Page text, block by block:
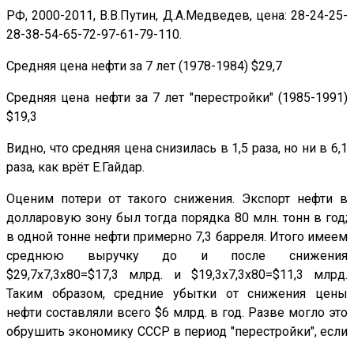
РФ, 2000-2011, В.В.Путин, Д.А.Медведев, цена: 28-24-25-
28-38-54-65-72-97-61-79-110.
Средняя цена нефти за 7 лет (1978-1984) $29,7
Средняя цена нефти за 7 лет "перестройки" (1985-1991)
$19,3
Видно, что средняя цена снизилась в 1,5 раза, но ни в 6,1
раза, как врёт Е.Гайдар.
Оценим потери от такого снижения. Экспорт нефти в
долларовую зону был тогда порядка 80 млн. тонн в год;
в одной тонне нефти примерно 7,3 барреля. Итого имеем
среднюю выручку до и после снижения
$29,7x7,3x80=$17,3 млрд. и $19,3x7,3x80=$11,3 млрд.
Таким образом, средние убытки от снижения цены
нефти составляли всего $6 млрд. в год. Разве могло это
обрушить экономику СССР в период "перестройки", если